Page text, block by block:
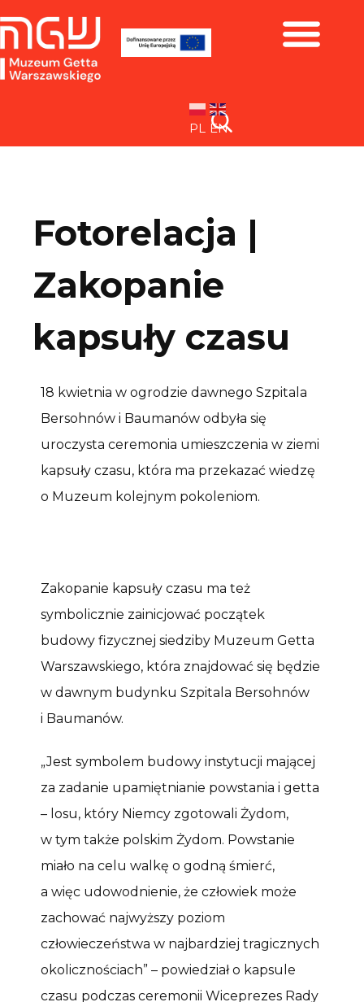
PL EN
Fotorelacja |
Zakopanie
kapsuły czasu
18 kwietnia w ogrodzie dawnego Szpitala
Bersohnów i Baumanów odbyła się
uroczysta ceremonia umieszczenia w ziemi
kapsuły czasu, która ma przekazać wiedzę
o Muzeum kolejnym pokoleniom.
Zakopanie kapsuły czasu ma też
symbolicznie zainicjować początek
budowy fizycznej siedziby Muzeum Getta
Warszawskiego, która znajdować się będzie
w dawnym budynku Szpitala Bersohnów
i Baumanów.
„Jest symbolem budowy instytucji mającej
za zadanie upamiętnianie powstania i getta
– losu, który Niemcy zgotowali Żydom,
w tym także polskim Żydom. Powstanie
miało na celu walkę o godną śmierć,
a więc udowodnienie, że człowiek może
zachować najwyższy poziom
człowieczeństwa w najbardziej tragicznych
okolicznościach” – powiedział o kapsule
czasu podczas ceremonii Wiceprezes Rady